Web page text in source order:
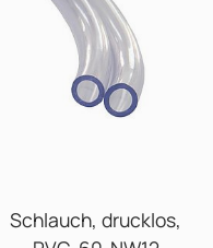
Schlauch, drucklos,